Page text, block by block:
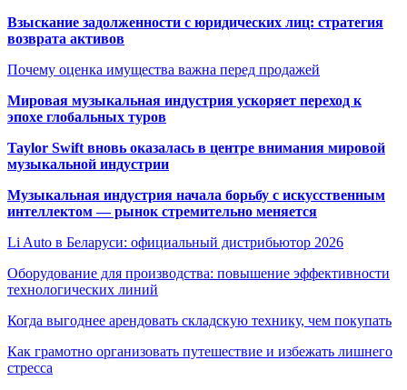
Взыскание задолженности с юридических лиц: стратегия
возврата активов
Почему оценка имущества важна перед продажей
Мировая музыкальная индустрия ускоряет переход к
эпохе глобальных туров
Taylor Swift вновь оказалась в центре внимания мировой
музыкальной индустрии
Музыкальная индустрия начала борьбу с искусственным
интеллектом — рынок стремительно меняется
Li Auto в Беларуси: официальный дистрибьютор 2026
Оборудование для производства: повышение эффективности
технологических линий
Когда выгоднее арендовать складскую технику, чем покупать
Как грамотно организовать путешествие и избежать лишнего
стресса